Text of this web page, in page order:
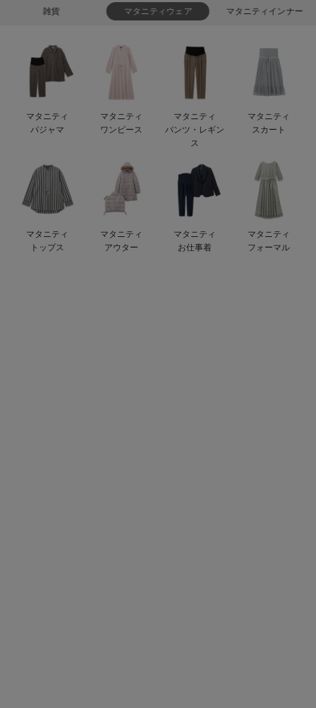
マタニティ 腹巻き
ブラトップ
快適機能ウェア特集 トップス
快適機能ウェア特集 ボトムス
快適機能ウェア特集 パジャマ
安心の日本製。先輩ママが買ってよかった！本当に必要な出産準備品
ハレの日に着るANGELIEBEのセレモニー
買って正解！高評価レビューアイテム
ベビー
あったかアイテム｜
もらって嬉しいギフト
何枚あっても嬉しい
長く使えるアイテム
お部屋映えアイテム
裏起毛素材
雑貨 マタニティウェア マタニティインナー
マタニティ
パジャマ
マタニティ
ワンピース
マタニティ
パンツ・レギン
ス
マタニティ
スカート
マタニティ
トップス
マタニティ
アウター
マタニティ
お仕事着
マタニティ
フォーマル